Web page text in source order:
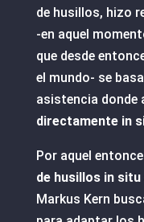
de husillos, hizo
-en aquel
que desde
el mundo- se
asistencia donde
directamente in
Por aquel
de husillos in situ
Markus Kern